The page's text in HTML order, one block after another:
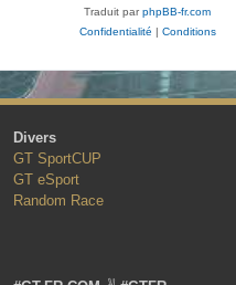
Traduit parphpBB-fr.com
Confidentialité
Conditions
Divers
GT SportCUP
GT eSport
Random Race